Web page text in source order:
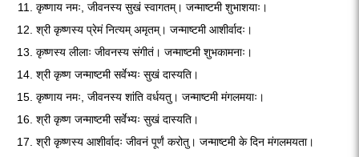
कृष्णाय नमः, जीवनस्य सुखं स्वागतम्। जन्माष्टमी शुभाशयाः।
श्री कृष्णस्य प्रेमं नित्यम् अमृतम्। जन्माष्टमी आशीर्वादः।
कृष्णस्य लीलाः जीवनस्य संगीतं। जन्माष्टमी शुभकामनाः।
श्री कृष्ण जन्माष्टमी सर्वेभ्यः सुखं दास्यति।
कृष्णाय नमः, जीवनस्य शांति वर्धयतु। जन्माष्टमी मंगलमयाः।
श्री कृष्ण जन्माष्टमी सर्वेभ्यः सुखं दास्यति।
श्री कृष्णस्य आशीर्वादः जीवनं पूर्णं करोतु। जन्माष्टमी के दिन मंगलमयता।